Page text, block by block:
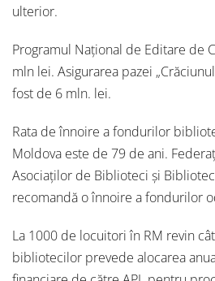
ulterior.
Programul Național de Editare de
mln lei. Asigurarea pazei
fost de 6 mln. lei.
Rata de înnoire a fondurilor
Moldova este de 79 de ani.
Asociaților de Biblioteci și
recomandă o înnoire a fondurilor
La 1000 de locuitori în RM revin
bibliotecilor prevede alocarea